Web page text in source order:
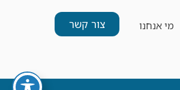
מי אנחנו צור קשר